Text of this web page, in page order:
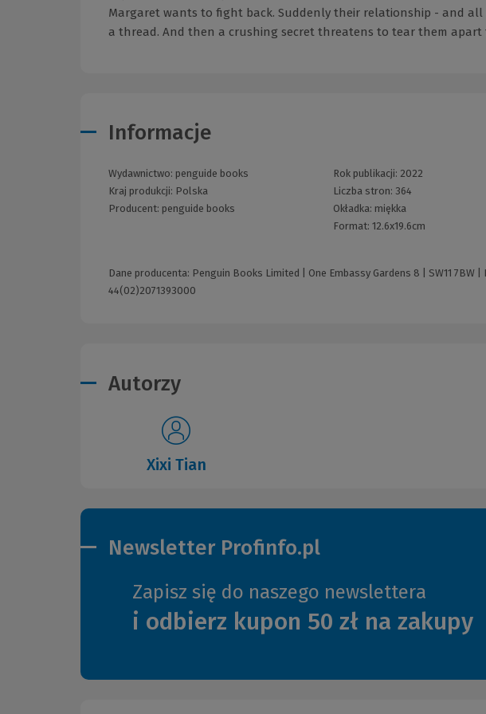
Margaret wants to fight back. Suddenly their relationship - and
a thread. And then a crushing secret threatens to tear them apart
Informacje
Wydawnictwo: penguide books
Kraj produkcji: Polska
Producent: penguide books
Rok publikacji: 2022
Liczba stron: 364
Okładka: miękka
Format:12.6x19.6cm
Dane producenta: Penguin Books Limited | One Embassy Gardens 8 | SW11 7BW |
44(02)2071393000
Autorzy
Xixi Tian
Newsletter Profinfo.pl
Zapisz się do naszego newslettera
i odbierz kupon 50 zł na zakupy